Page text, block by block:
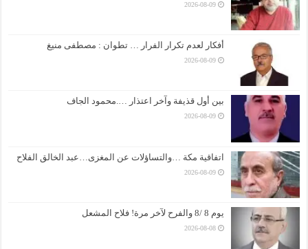
2026-08-09
أفكار لعدم تكرار الفرار … تطوان : مصطفى منيغ
2026-08-09
بين أول قذيفة وآخر اعتذار ….محمود الجاف
2026-08-09
اتفاقية مكة …والتساؤلات عن المغزى…عبد الخالق الفلاح
2026-08-09
يوم 8 /8 والفرح لآخر مرة! فلاح المشعل
2026-08-08